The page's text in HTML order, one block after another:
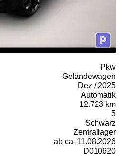
Pkw
Geländewagen
Dez / 2025
Automatik
12.723 km
5
Schwarz
Zentrallager
ab ca. 11.08.2026
D010620